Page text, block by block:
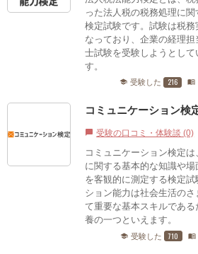
った法人税の税務処理に
検定試験です。試験は税務
なっており、企業の経理
士試験を受験しようとし
す。
school 受験した 216 menu_book
コミュニケーション検
chat_bubble 受験の口コミ・体験談 (0)
コミュニケーション検定
に関する基本的な知識や
を客観的に測定する検定
ション能力は社会生活の
て重要な基本スキルであ
養の一つといえます。
school 受験した 710 menu_book